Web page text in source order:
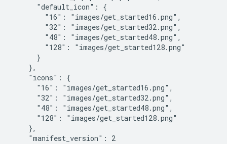
      "default_icon": {
        "16": "images/get_started16.png",
        "32": "images/get_started32.png",
        "48": "images/get_started48.png",
        "128": "images/get_started128.png"
      }
    },
    "icons": {
      "16": "images/get_started16.png",
      "32": "images/get_started32.png",
      "48": "images/get_started48.png",
      "128": "images/get_started128.png"
    },
    "manifest_version": 2